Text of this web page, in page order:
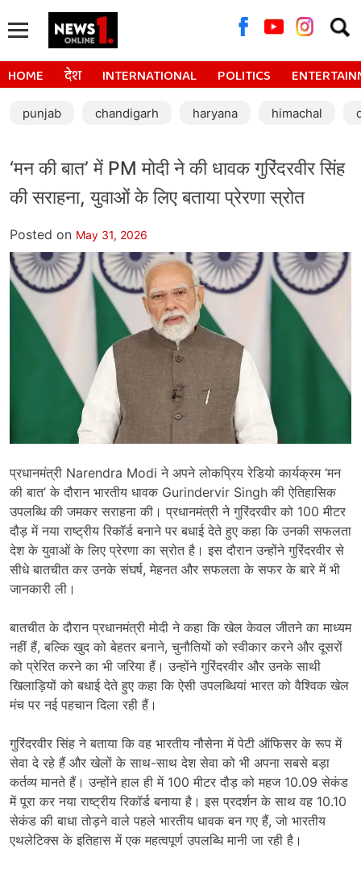
for:
HOME देश INTERNATIONAL POLITICS
punjab chandigarh haryana himachal
‘मन की बात’ में PM मोदी ने की धावक गुरिंदरवीर सिंह
की सराहना, युवाओं के लिए बताया प्रेरणा स्रोत
Posted on May 31, 2026
प्रधानमंत्री Narendra Modi ने अपने लोकप्रिय रेडियो कार्यक्रम ‘मन
की बात’ के दौरान भारतीय धावक Gurindervir Singh की ऐतिहासिक
उपलब्धि की जमकर सराहना की। प्रधानमंत्री ने गुरिंदरवीर को 100 मीटर
दौड़ में नया राष्ट्रीय रिकॉर्ड बनाने पर बधाई देते हुए कहा कि उनकी सफलता
देश के युवाओं के लिए प्रेरणा का स्रोत है। इस दौरान उन्होंने गुरिंदरवीर से
सीधे बातचीत कर उनके संघर्ष, मेहनत और सफलता के सफर के बारे में भी
जानकारी ली।
बातचीत के दौरान प्रधानमंत्री मोदी ने कहा कि खेल केवल जीतने का माध्यम
नहीं हैं, बल्कि खुद को बेहतर बनाने, चुनौतियों को स्वीकार करने और दूसरों
को प्रेरित करने का भी जरिया हैं। उन्होंने गुरिंदरवीर और उनके साथी
खिलाड़ियों को बधाई देते हुए कहा कि ऐसी उपलब्धियां भारत को वैश्विक खेल
मंच पर नई पहचान दिला रही हैं।
गुरिंदरवीर सिंह ने बताया कि वह भारतीय नौसेना में पेटी ऑफिसर के रूप में
सेवा दे रहे हैं और खेलों के साथ-साथ देश सेवा को भी अपना सबसे बड़ा
कर्तव्य मानते हैं। उन्होंने हाल ही में 100 मीटर दौड़ को महज 10.09 सेकंड
में पूरा कर नया राष्ट्रीय रिकॉर्ड बनाया है। इस प्रदर्शन के साथ वह 10.10
सेकंड की बाधा तोड़ने वाले पहले भारतीय धावक बन गए हैं, जो भारतीय
एथलेटिक्स के इतिहास में एक महत्वपूर्ण उपलब्धि मानी जा रही है।